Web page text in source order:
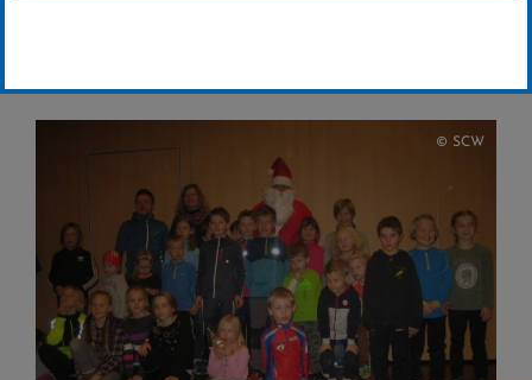
© SCW